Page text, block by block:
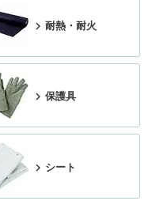
耐熱・耐火
保護具
シート